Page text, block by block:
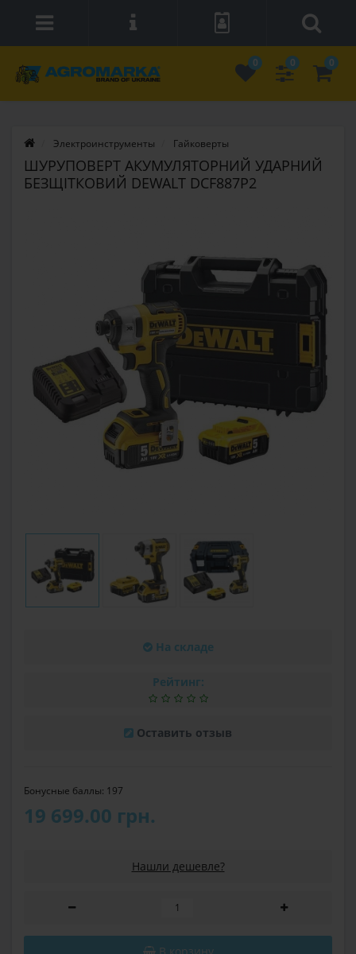
0 0 0
Электроинструменты Гайковерты
ШУРУПОВЕРТ АКУМУЛЯТОРНИЙ УДАРНИЙ
БЕЗЩІТКОВИЙ DEWALT DCF887P2
На складе
Рейтинг:
Оставить отзыв
Бонусные баллы: 197
19 699.00 грн.
Нашли дешевле?